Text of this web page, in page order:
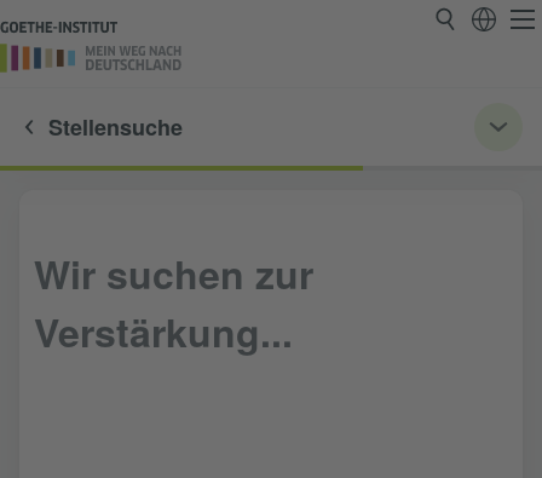
Stellensuche
Wir suchen zur
Verstärkung...